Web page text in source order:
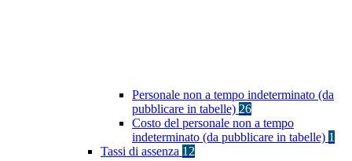
Personale non a tempo indeterminato (da
pubblicare in tabelle) 26
Costo del personale non a tempo
indeterminato (da pubblicare in tabelle) 1
Tassi di assenza 12